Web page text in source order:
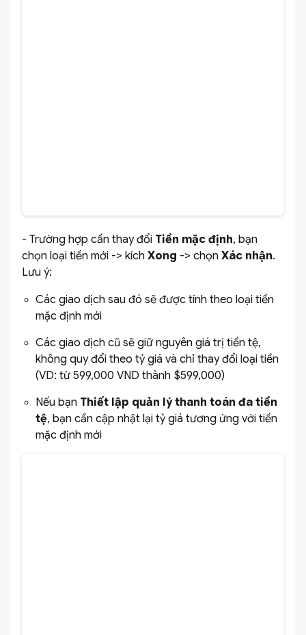
- Trường hợp cần thay đổi Tiền mặc định, bạn
chọn loại tiền mới -> kích Xong -> chọn Xác nhận.
Lưu ý:
Các giao dịch sau đó sẽ được tính theo loại tiền
mặc định mới
Các giao dịch cũ sẽ giữ nguyên giá trị tiền tệ,
không quy đổi theo tỷ giá và chỉ thay đổi loại tiền
(VD: từ 599,000 VND thành $599,000)
Nếu bạn Thiết lập quản lý thanh toán đa tiền
tệ, bạn cần cập nhật lại tỷ giá tương ứng với tiền
mặc định mới